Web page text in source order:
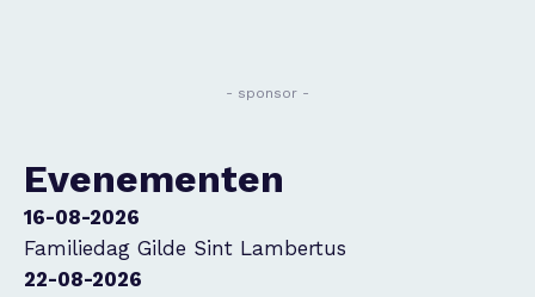
- sponsor -
Evenementen
16-08-2026
Familiedag Gilde Sint Lambertus
22-08-2026